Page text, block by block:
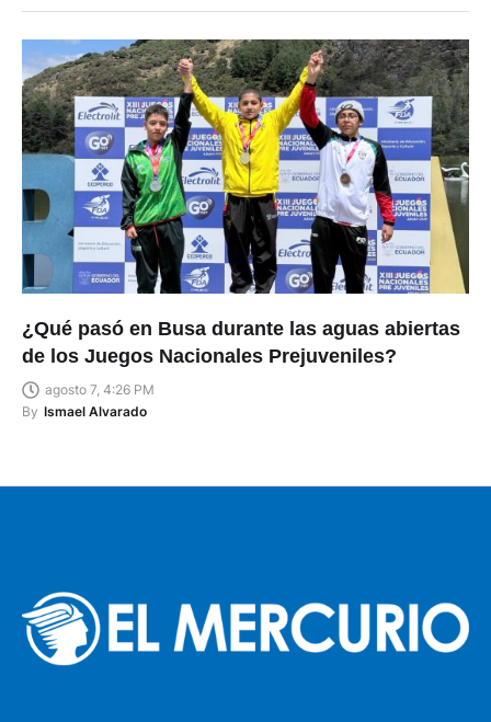
¿Qué pasó en Busa durante las aguas abiertas
de los Juegos Nacionales Prejuveniles?
agosto 7, 4:26 PM
By
Ismael Alvarado